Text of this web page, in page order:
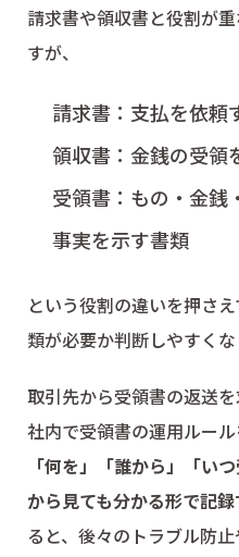
請求書や領収書と役割が
すが、
請求書：支払を依頼
領収書：金銭の受領
受領書：もの・金銭
事実を示す書類
という役割の違いを押さ
類が必要か判断しやすくな
取引先から受領書の返送を
社内で受領書の運用ルール
「何を」「誰から」「い
から見ても分かる形で記録
ると、後々のトラブル防